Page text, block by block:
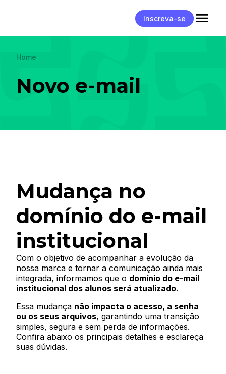
Inscreva-se
Home
Novo e-mail
Mudança no
domínio do e-mail
institucional
Com o objetivo de acompanhar a evolução da
nossa marca e tornar a comunicação ainda mais
integrada, informamos que o domínio do e-mail
institucional dos alunos será atualizado.
Essa mudança não impacta o acesso, a senha
ou os seus arquivos, garantindo uma transição
simples, segura e sem perda de informações.
Confira abaixo os principais detalhes e esclareça
suas dúvidas.